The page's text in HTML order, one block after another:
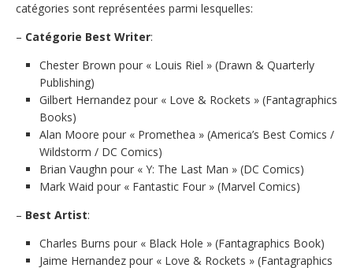
catégories sont représentées parmi lesquelles:
– Catégorie Best Writer:
Chester Brown pour « Louis Riel » (Drawn & Quarterly
Publishing)
Gilbert Hernandez pour « Love & Rockets » (Fantagraphics
Books)
Alan Moore pour « Promethea » (America’s Best Comics /
Wildstorm / DC Comics)
Brian Vaughn pour « Y: The Last Man » (DC Comics)
Mark Waid pour « Fantastic Four » (Marvel Comics)
– Best Artist:
Charles Burns pour « Black Hole » (Fantagraphics Book)
Jaime Hernandez pour « Love & Rockets » (Fantagraphics